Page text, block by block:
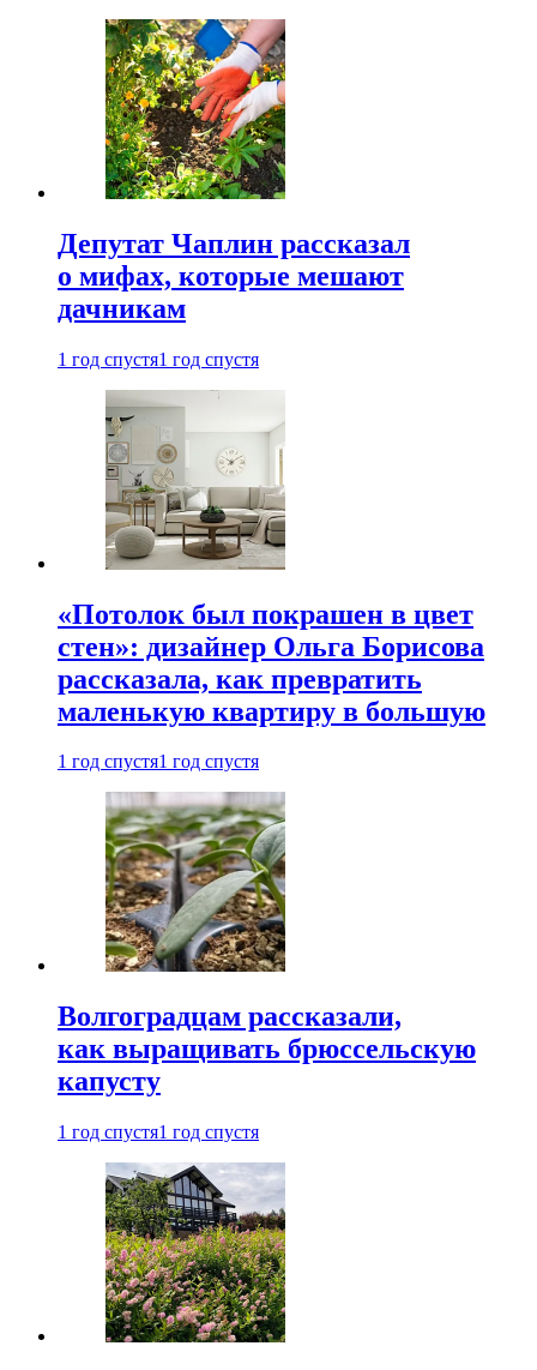
Депутат Чаплин рассказал
о мифах, которые мешают
дачникам
1 год спустя1 год спустя
«Потолок был покрашен в цвет
стен»: дизайнер Ольга Борисова
рассказала, как превратить
маленькую квартиру в большую
1 год спустя1 год спустя
Волгоградцам рассказали,
как выращивать брюссельскую
капусту
1 год спустя1 год спустя